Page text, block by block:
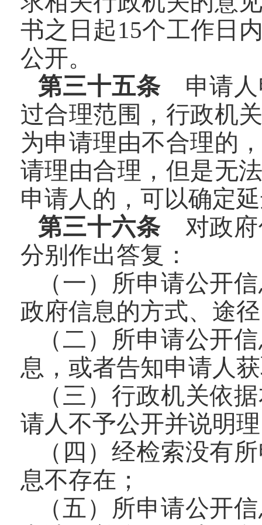
书之日起15个工作日
公开。
第三十五条申请人
过合理范围，行政机
为申请理由不合理的
请理由合理，但是无
申请人的，可以确定
第三十六条对政府
分别作出答复：
（一）所申请公开
政府信息的方式、途
（二）所申请公开
息，或者告知申请人
（三）行政机关依
请人不予公开并说明
（四）经检索没有
息不存在；
（五）所申请公开